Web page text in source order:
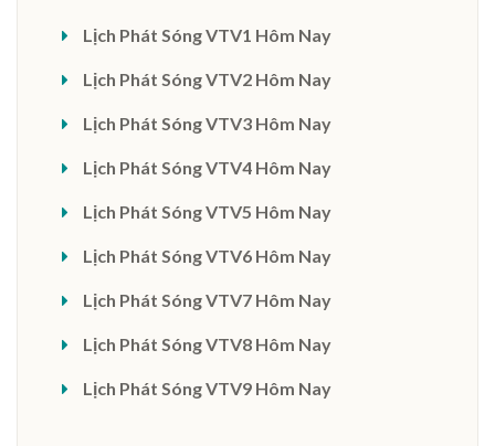
Lịch Phát Sóng VTV1 Hôm Nay
Lịch Phát Sóng VTV2 Hôm Nay
Lịch Phát Sóng VTV3 Hôm Nay
Lịch Phát Sóng VTV4 Hôm Nay
Lịch Phát Sóng VTV5 Hôm Nay
Lịch Phát Sóng VTV6 Hôm Nay
Lịch Phát Sóng VTV7 Hôm Nay
Lịch Phát Sóng VTV8 Hôm Nay
Lịch Phát Sóng VTV9 Hôm Nay